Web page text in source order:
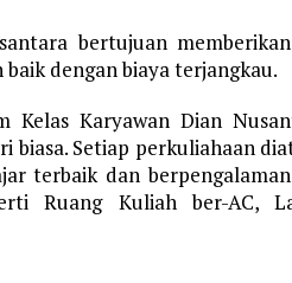
bertujuan
dengan biaya terjangkau.
Karyawan Dian
biasa. Setiap perkuliahaan
terbaik dan
Ruang Kuliah ber-AC,